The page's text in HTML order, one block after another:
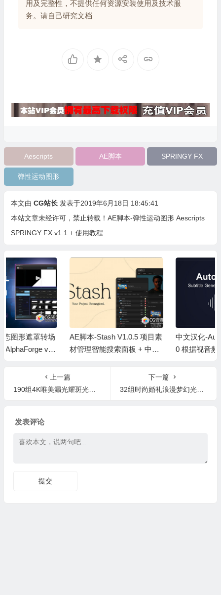
用及完整性，不提供任何资源安装使用及技术服
务。请自己研究文档
Aescripts AE脚本 SPRINGY FX
弹性运动图形
本文由 CG站长 发表于2019年6月18日 18:45:41
本站文章未经许可，禁止转载！ AE脚本-弹性运动图形 Aescripts
SPRINGY FX v1.1 + 使用教程
AE脚本-Stash V1.0.5 项目素
材管理智能搜索面板 + 中文
中文汉化-AutoCaption V4.6.
0 根据视音频自动生成字幕A
上一篇
190组4K唯美漏光耀斑光效叠加视频素材
下一篇
32组时尚婚礼浪漫梦幻光效及光圈模糊虚化效果视频素材
发表评论